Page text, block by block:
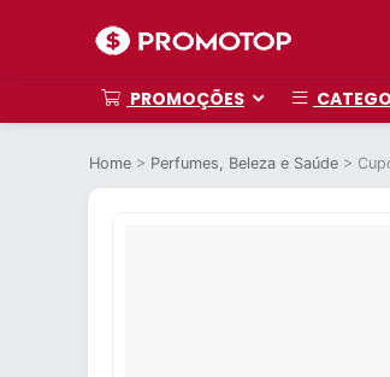
PROMOÇÕES
Home > Perfumes, Beleza e Saúde >